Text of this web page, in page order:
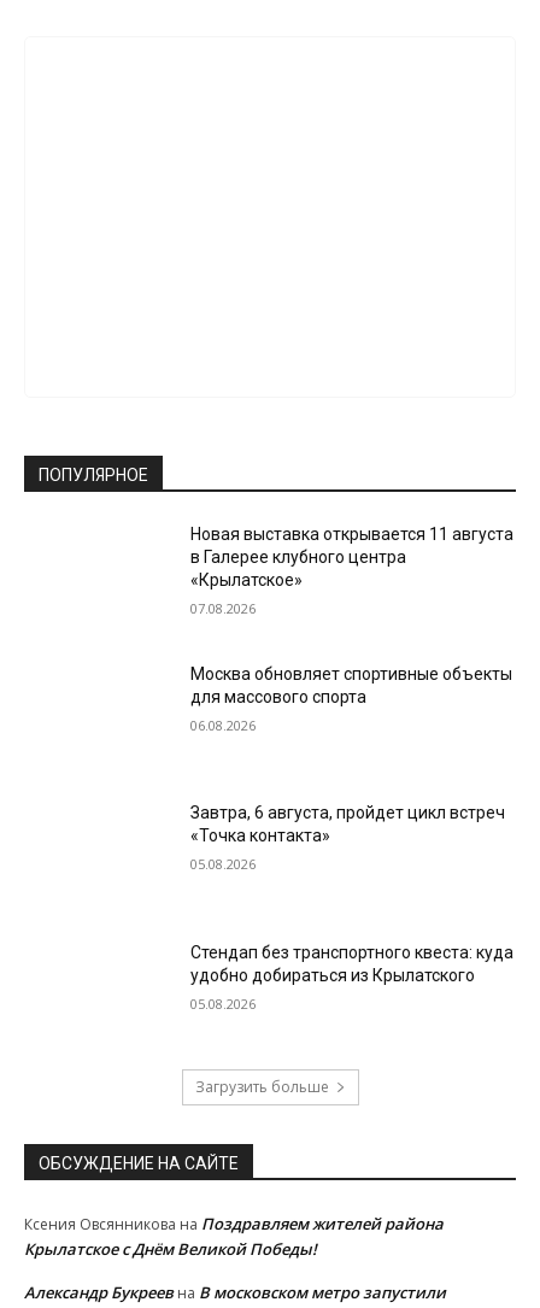
ПОПУЛЯРНОЕ
Новая выставка открывается 11 августа
в Галерее клубного центра
«Крылатское»
07.08.2026
Москва обновляет спортивные объекты
для массового спорта
06.08.2026
Завтра, 6 августа, пройдет цикл встреч
«Точка контакта»
05.08.2026
Стендап без транспортного квеста: куда
удобно добираться из Крылатского
05.08.2026
Загрузить больше
ОБСУЖДЕНИЕ НА САЙТЕ
Ксения Овсянникова на Поздравляем жителей района
Крылатское с Днём Великой Победы!
Александр Букреевна В московском метро запустили